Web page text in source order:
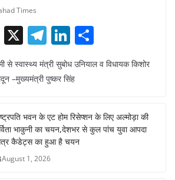
Times
Pi
nt
er
e
st
X T
el
e
gr
a
m
Li
n
k
dI
n
ar
से स्वास्थ्य मंत्री सुबोध उनियाल व विधायक किशोर
–मुख्यमंत्री पुष्कर सिंह
भवन के एट होम रिसेप्शन के लिए अल्मोड़ा की
भाकुनी का चयन,देशभर से कुल पांच युवा आपदा
कैडेट्स का हुआ है चयन
August 1, 2026